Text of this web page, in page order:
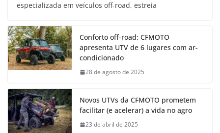
especializada em veículos off-road, estreia
Conforto off-road: CFMOTO
apresenta UTV de 6 lugares com ar-
condicionado
28 de agosto de 2025
Novos UTVs da CFMOTO prometem
facilitar (e acelerar) a vida no agro
23 de abril de 2025